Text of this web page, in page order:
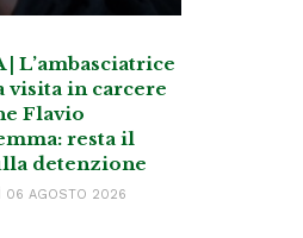
| L’ambasciatrice
visita in carcere
Flavio
resta il
detenzione
06 AGOSTO 2026